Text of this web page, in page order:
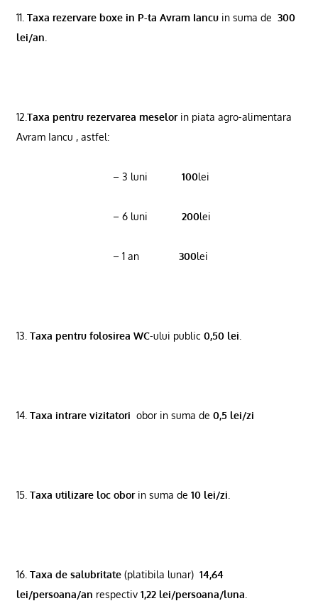
11. Taxa rezervare boxe in P-ta Avram Iancuin suma de 300
lei/an
12. Taxa pentru rezervarea meselorin piata agro-alimentara
Avram Iancu , astfel:
– 3 luni 100lei
– 6 luni 200lei
– 1 an 300lei
13. Taxa pentru folosirea WC-ului public 0,50 lei
14. Taxa intrare vizitatori obor in suma de 0,5 lei/zi
15. Taxa utilizare loc oborin suma de 10 lei/zi
16. Taxa de salubritate (platibila lunar) 14,64
lei/persoana/an respectiv 1,22 lei/persoana/luna